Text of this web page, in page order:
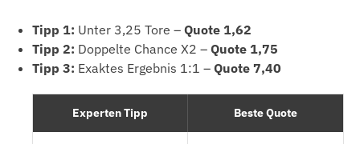
Tipp 1: Unter 3,25 Tore – Quote 1,62
Tipp 2: Doppelte Chance X2 – Quote 1,75
Tipp 3: Exaktes Ergebnis 1:1 – Quote 7,40
Experten Tipp Beste Quote